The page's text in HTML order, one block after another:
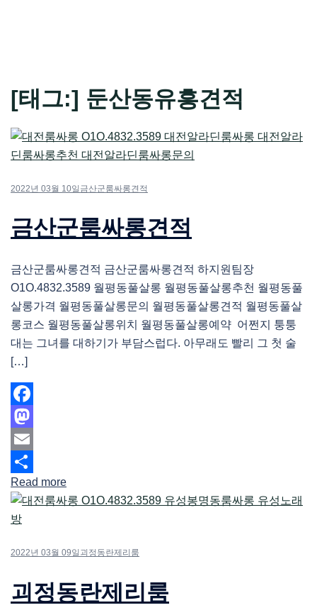
[태그:] 둔산동유흥견적
2022년 03월 10일 금산군룸싸롱견적
금산군룸싸롱견적
금산군룸싸롱견적 금산군룸싸롱견적 하지원팀장
O1O.4832.3589 월평동풀살롱 월평동풀살롱추천 월평동풀
살롱가격 월평동풀살롱문의 월평동풀살롱견적 월평동풀살
롱코스 월평동풀살롱위치 월평동풀살롱예약 어쩐지 퉁퉁
대는 그녀를 대하기가 부담스럽다. 아무래도 빨리 그 첫 술
[…]
Facebook
Mastodon
Email
Share
Read more
2022년 03월 09일 괴정동란제리룸
괴정동란제리룸